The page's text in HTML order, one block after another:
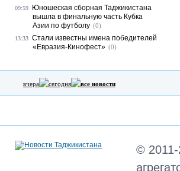
09:59
Юношеская сборная Таджикистана
вышла в финальную часть Кубка
Азии по футболу (0)
13:33 Стали известны имена победителей
«Евразия-Кинофест» (0)
вчера сегодня все новости
© 2011-